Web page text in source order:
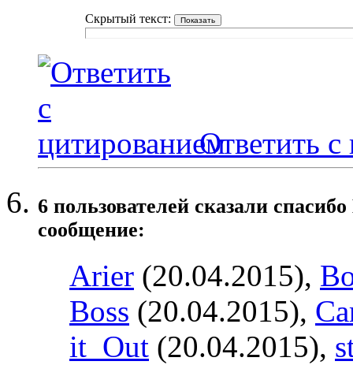
Скрытый текст:
Ответить с
6 пользователей сказали
сообщение:
Arier (20.04.2015),
Boss (20.04.2015),
it_Out (20.04.2015),